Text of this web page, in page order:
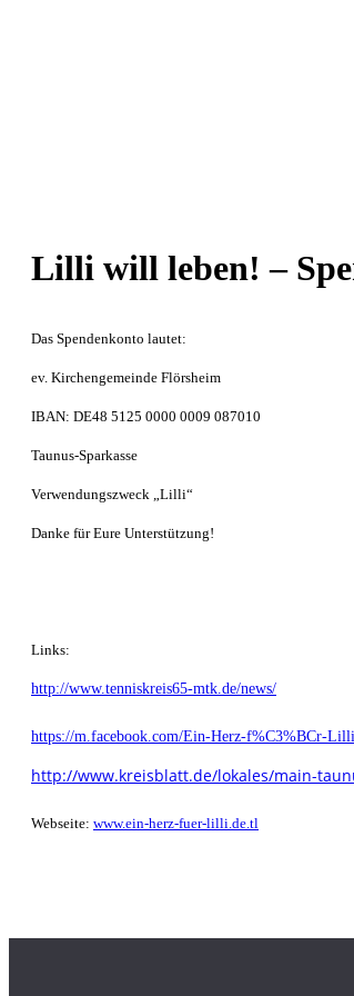
Lilli will leben! –
Das Spendenkonto lautet:
ev. Kirchengemeinde Flörsheim
IBAN: DE48 5125 0000 0009 087010
Taunus-Sparkasse
Verwendungszweck „Lilli“
Danke für Eure Unterstützung!
Links:
http://www.tenniskreis65-mtk.de/news/
https://m.facebook.com/Ein-Herz-f%C3%BCr-
http://www.kreisblatt.de/lokales/main-
Webseite: www.ein-herz-fuer-lilli.de.tl